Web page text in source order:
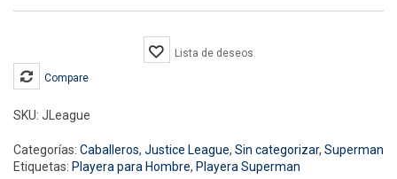
Lista de deseos
Compare
SKU: JLeague
Categorías: Caballeros, Justice League, Sin categorizar, Superman
Etiquetas: Playera para Hombre, Playera Superman